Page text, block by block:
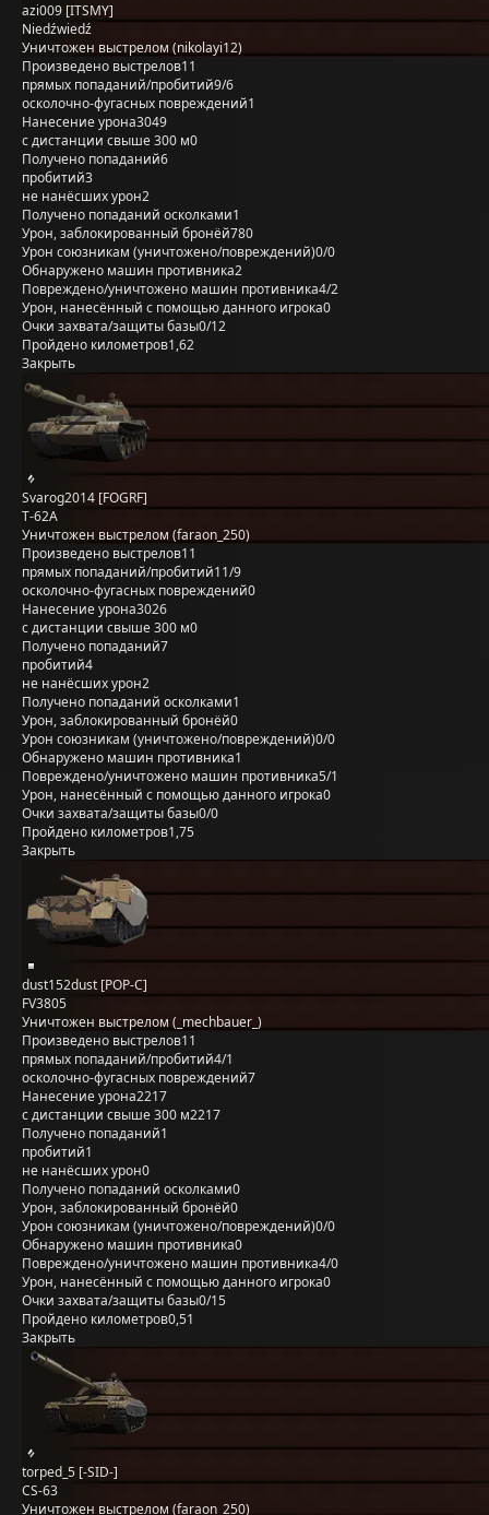
azi009 [ITSMY]
Niedźwiedź
Уничтожен выстрелом (nikolayi12)
Произведено выстрелов11
прямых попаданий/пробитий9/6
осколочно-фугасных повреждений1
Нанесение урона3049
с дистанции свыше 300 м0
Получено попаданий6
пробитий3
не нанёсших урон2
Получено попаданий осколками1
Урон, заблокированный бронёй780
Урон союзникам (уничтожено/повреждений)0/0
Обнаружено машин противника2
Повреждено/уничтожено машин противника4/2
Урон, нанесённый с помощью данного игрока0
Очки захвата/защиты базы0/12
Пройдено километров1,62
Закрыть
Svarog2014 [FOGRF]
Т-62А
Уничтожен выстрелом (faraon_250)
Произведено выстрелов11
прямых попаданий/пробитий11/9
осколочно-фугасных повреждений0
Нанесение урона3026
с дистанции свыше 300 м0
Получено попаданий7
пробитий4
не нанёсших урон2
Получено попаданий осколками1
Урон, заблокированный бронёй0
Урон союзникам (уничтожено/повреждений)0/0
Обнаружено машин противника1
Повреждено/уничтожено машин противника5/1
Урон, нанесённый с помощью данного игрока0
Очки захвата/защиты базы0/0
Пройдено километров1,75
Закрыть
dust152dust [POP-C]
FV3805
Уничтожен выстрелом (_mechbauer_)
Произведено выстрелов11
прямых попаданий/пробитий4/1
осколочно-фугасных повреждений7
Нанесение урона2217
с дистанции свыше 300 м2217
Получено попаданий1
пробитий1
не нанёсших урон0
Получено попаданий осколками0
Урон, заблокированный бронёй0
Урон союзникам (уничтожено/повреждений)0/0
Обнаружено машин противника0
Повреждено/уничтожено машин противника4/0
Урон, нанесённый с помощью данного игрока0
Очки захвата/защиты базы0/15
Пройдено километров0,51
Закрыть
torped_5 [-SID-]
CS-63
Уничтожен выстрелом (faraon_250)